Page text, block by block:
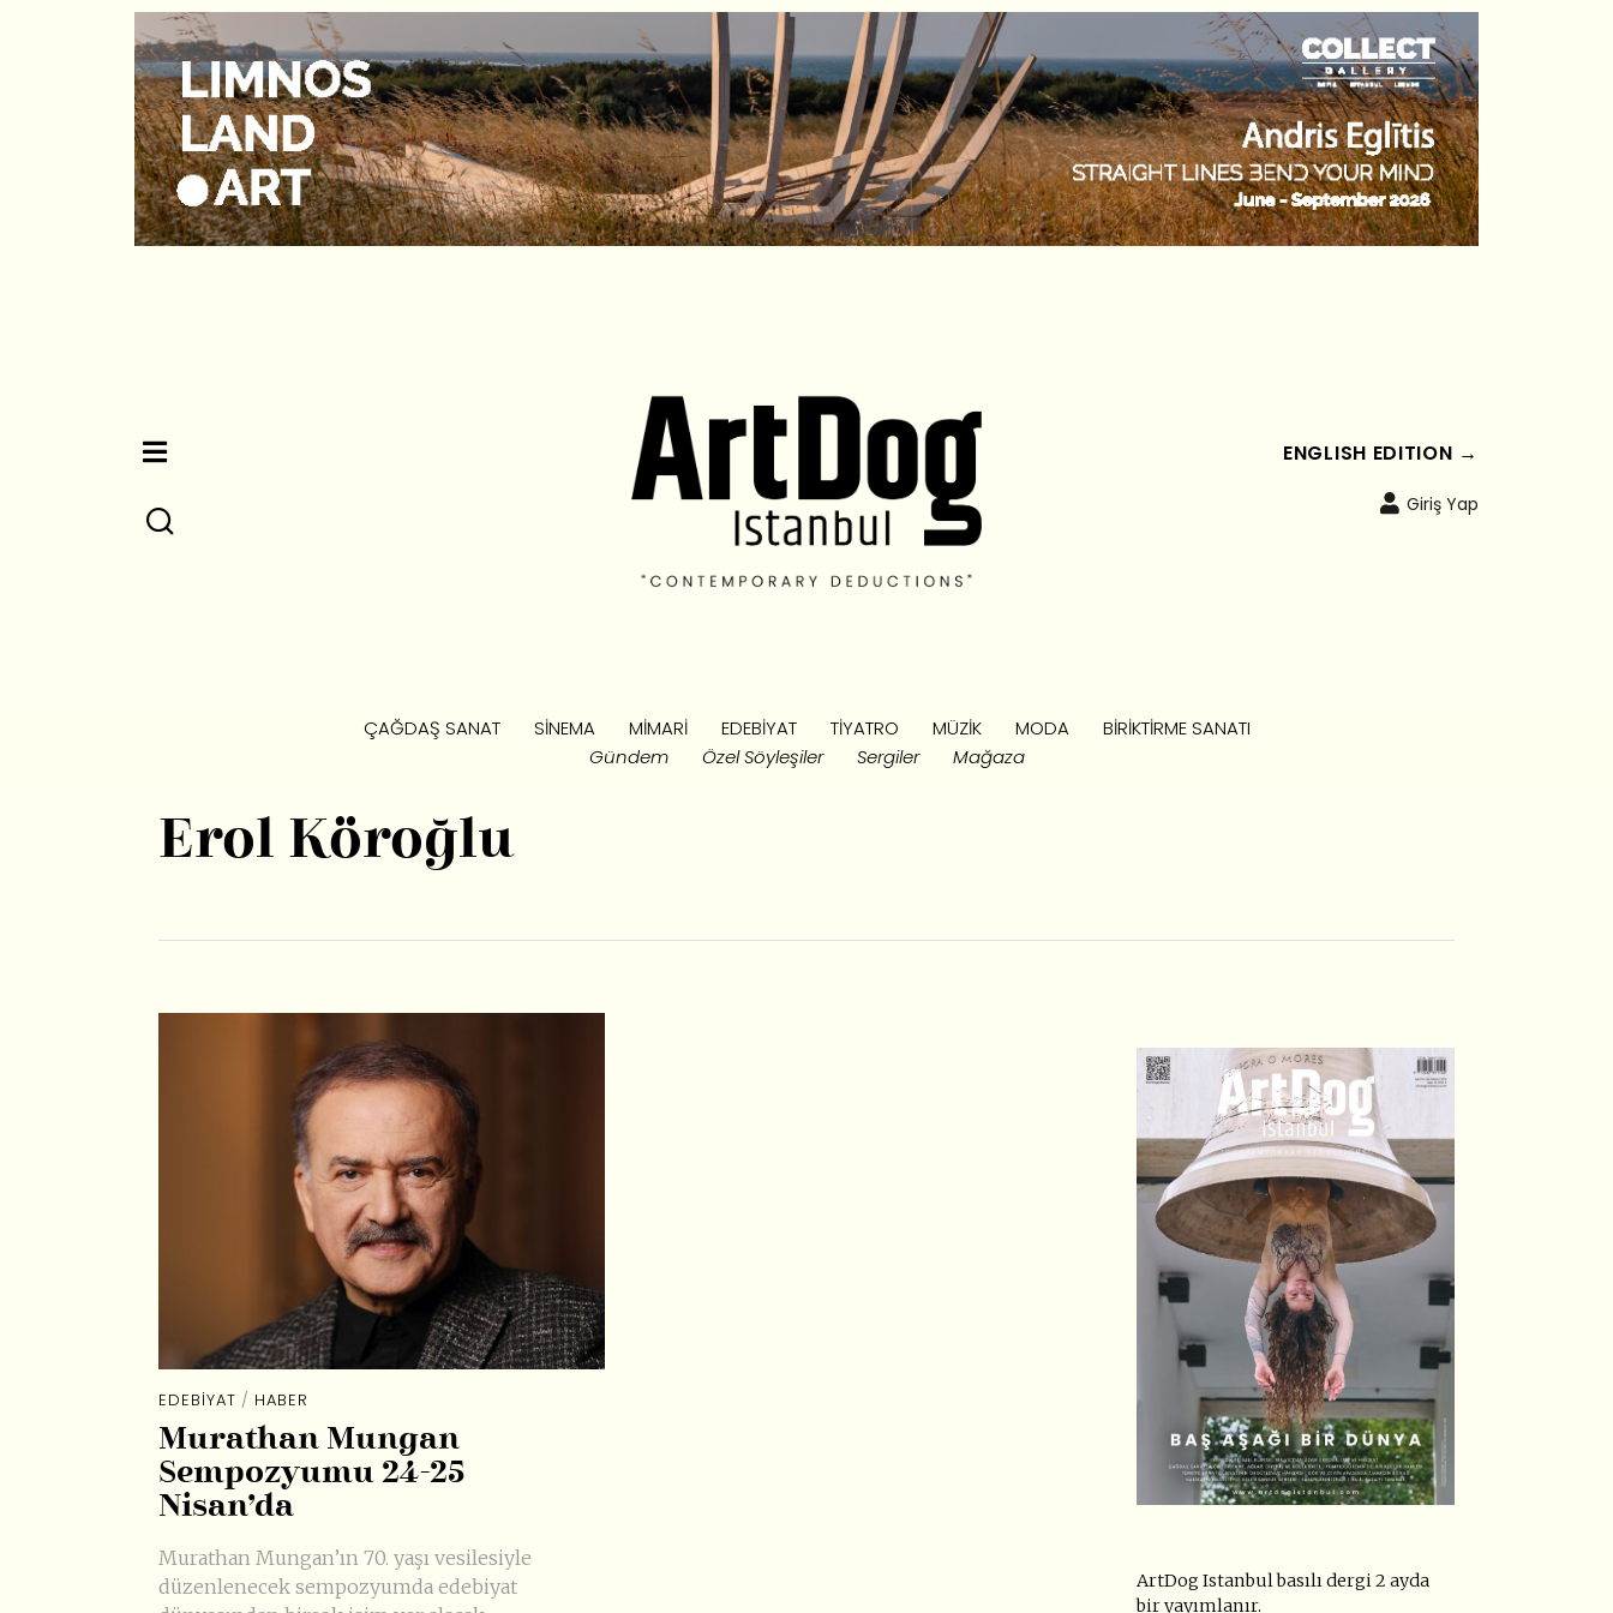
ENGLISH EDITION →
Giriş Yap
ÇAĞDAŞ SANAT SINEMA MIMARI EDEBIYAT TIYATRO MÜZIK MODA
BIRIKTIRME SANATI
Gündem
Özel Söyleşiler Sergiler Mağaza
Erol Köroğlu
EDEBIYAT / HABER
Murathan Mungan
Sempozyumu 24-25
Nisan’da
Murathan Mungan’ın 70. yaşı vesilesiyle
düzenlenecek sempozyumda edebiyat
ArtDog Istanbul basılı dergi 2 ayda
bir yayımlanır.